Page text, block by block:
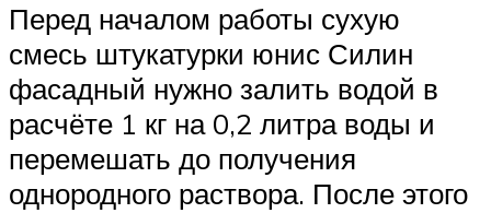
Перед началом работы сухую
смесь штукатурки юнис Силин
фасадный нужно залить водой в
расчёте 1 кг на 0,2 литра воды и
перемешать до получения
однородного раствора. После этого